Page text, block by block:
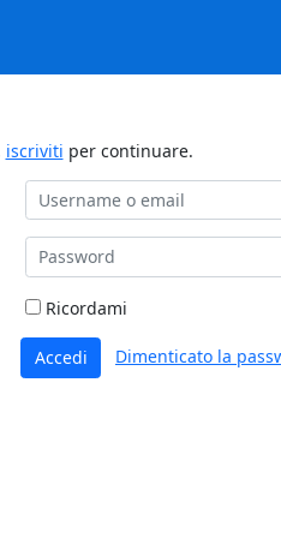
iscriviti per continuare.
Ricordami
Accedi Dimenticato la